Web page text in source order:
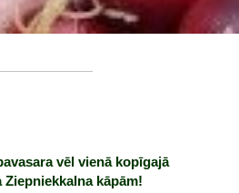
vēl vienā kopīgajā
kāpām!